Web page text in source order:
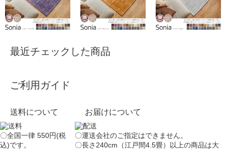
最近チェックした商品
ご利用ガイド
送料について
〇全国一律 550円(税
込)です。
お届けについて
〇運送会社のご指定はできません。
〇長さ240cm（江戸間4.5畳）以上の商品は大